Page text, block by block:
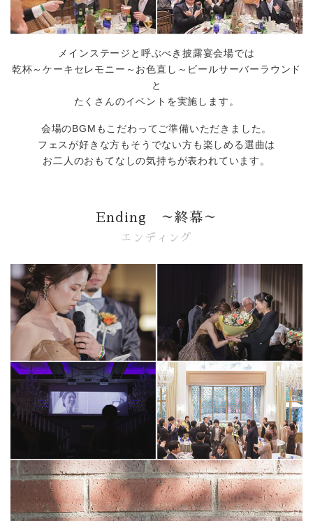
メインステージと呼ぶべき披露宴会場では
乾杯～ケーキセレモニー～お色直し～ビールサーバーラウンド
と
たくさんのイベントを実施します。
会場のBGMもこだわってご準備いただきました。
フェスが好きな方もそうでない方も楽しめる選曲は
お二人のおもてなしの気持ちが表われています。
Ending ～終幕～
エンディング